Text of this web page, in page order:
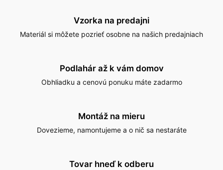
Vzorka na predajni
Materiál si môžete pozrieť osobne na našich predajniach
Podlahár až k vám domov
Obhliadku a cenovú ponuku máte zadarmo
Montáž na mieru
Dovezieme, namontujeme a o nič sa nestaráte
Tovar hneď k odberu